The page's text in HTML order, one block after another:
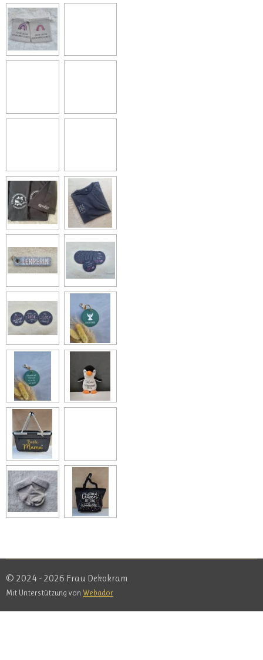
© 2024 - 2026 Frau Dekokram
Mit Unterstützung von Webador